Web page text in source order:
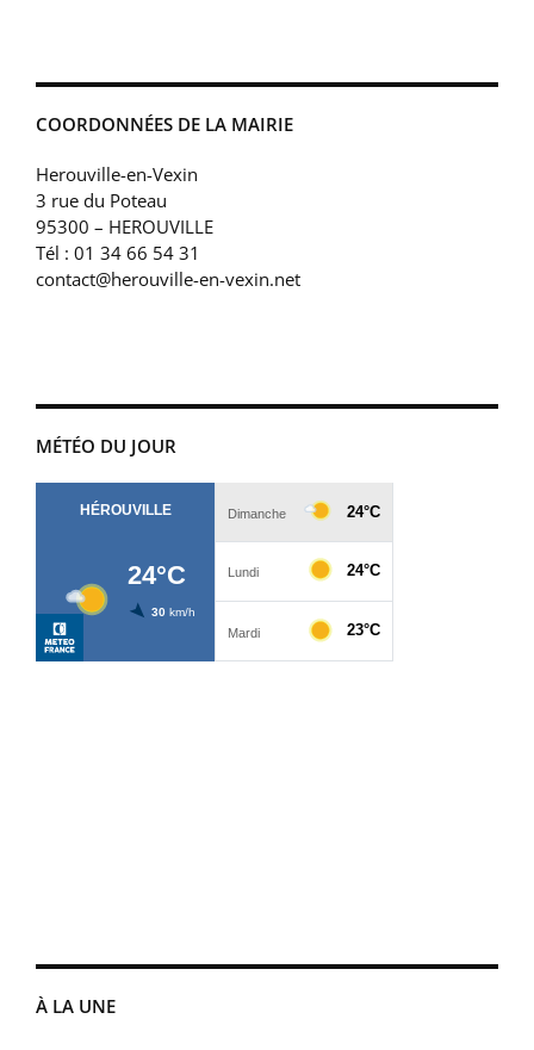
COORDONNÉES DE LA MAIRIE
Herouville-en-Vexin
3 rue du Poteau
95300 – HEROUVILLE
Tél : 01 34 66 54 31
contact@herouville-en-vexin.net
MÉTÉO DU JOUR
À LA UNE